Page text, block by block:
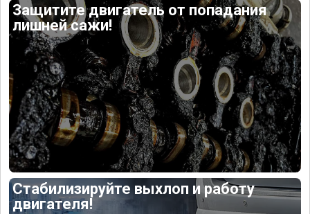
Защитите двигатель от попадания
лишней сажи!
Стабилизируйте выхлоп и работу
двигателя!